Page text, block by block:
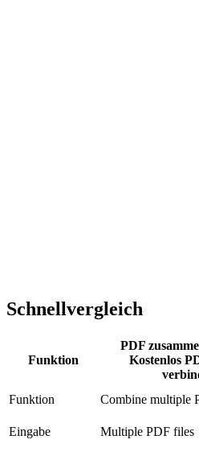
Schnellvergleich
Funktion
PDF
Kostenlos
Funktion Combine multiple
Eingabe
Multiple PDF files